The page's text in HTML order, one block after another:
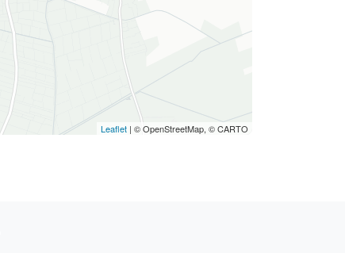
Leaflet | © OpenStreetMap, © CARTO